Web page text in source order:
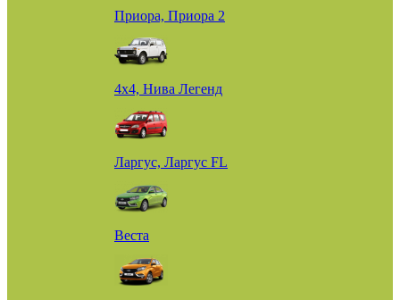
Приора, Приора 2
4х4, Нива Легенд
Ларгус, Ларгус FL
Веста